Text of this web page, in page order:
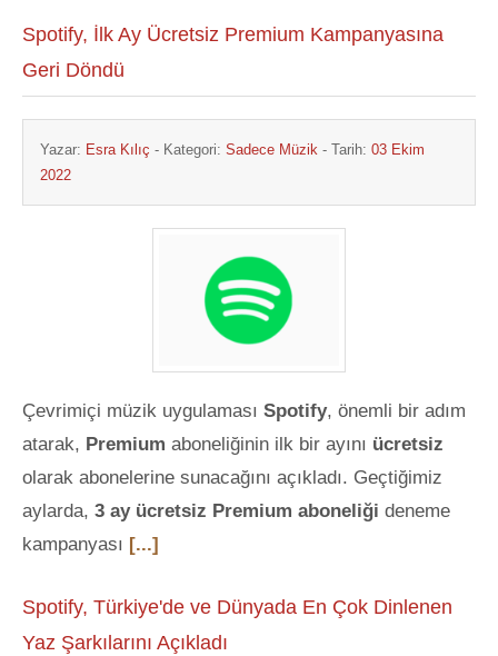
Spotify, İlk Ay Ücretsiz Premium Kampanyasına
Geri Döndü
Yazar: Esra Kılıç - Kategori: Sadece Müzik - Tarih: 03 Ekim
2022
Çevrimiçi müzik uygulaması Spotify, önemli bir adım
atarak, Premium aboneliğinin ilk bir ayını ücretsiz
olarak abonelerine sunacağını açıkladı. Geçtiğimiz
aylarda, 3 ay ücretsiz Premium aboneliği deneme
kampanyası [...]
Spotify, Türkiye'de ve Dünyada En Çok Dinlenen
Yaz Şarkılarını Açıkladı